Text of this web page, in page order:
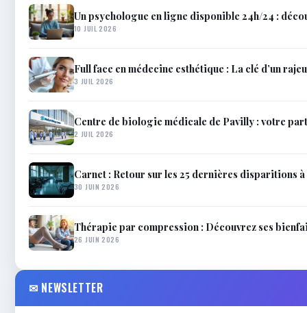
Un psychologue en ligne disponible 24h/24 :
10 JUIL 2026
Full face en médecine esthétique : La clé d’un
3 JUIL 2026
Centre de biologie médicale de Pavilly : votre
2 JUIL 2026
Carnet : Retour sur les 25 dernières disparitions
30 JUIN 2026
Thérapie par compression : Découvrez ses
26 JUIN 2026
✉ NEWSLETTER